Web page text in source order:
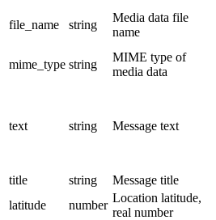
file_name string
Media data file
name
mime_type string
MIME type of
media data
text string Message text
title
string Message title
latitude
number
Location latitude,
real number